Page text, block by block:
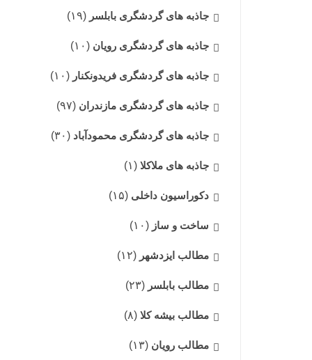
جاذبه های گردشگری بابلسر (۱۹)
جاذبه های گردشگری رویان (۱۰)
جاذبه های گردشگری فریدونکنار (۱۰)
جاذبه های گردشگری مازندران (۹۷)
جاذبه های گردشگری محمودآباد (۳۰)
جاذبه های ملاکلا (۱)
دکوراسیون داخلی (۱۵)
ساخت و ساز (۱۰)
مطالب ایزدشهر (۱۲)
مطالب بابلسر (۲۳)
مطالب بیشه کلا (۸)
مطالب رویان (۱۳)